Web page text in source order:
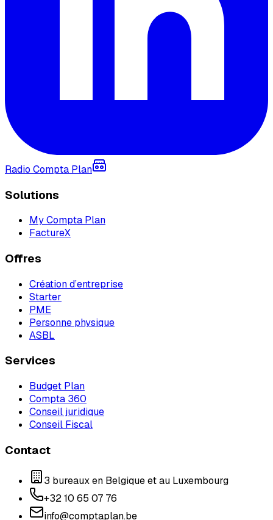
Radio Compta Plan
Solutions
My Compta Plan
FactureX
Offres
Création d’entreprise
Starter
PME
Personne physique
ASBL
Services
Budget Plan
Compta 360
Conseil juridique
Conseil Fiscal
Contact
3 bureaux en Belgique et au Luxembourg
+32 10 65 07 76
info@comptaplan.be